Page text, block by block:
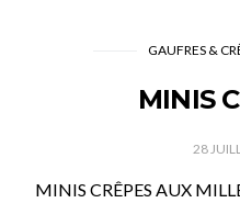
GAUFRES &
MINIS
28
MINIS CRÊPES AUX